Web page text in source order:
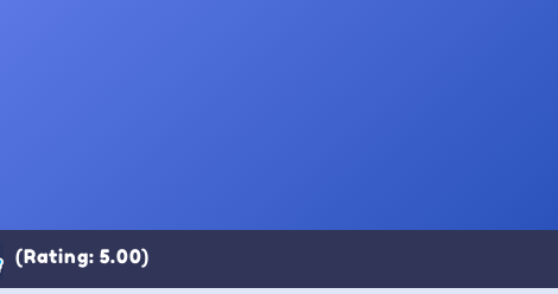
(Rating: 5.00)